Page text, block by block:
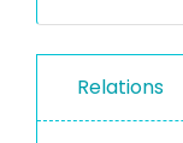
Relations